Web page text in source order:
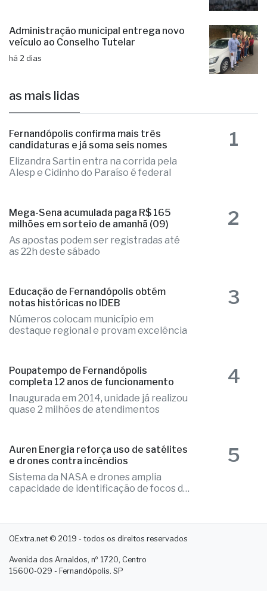
Administração municipal entrega novo
veículo ao Conselho Tutelar
há 2 dias
as mais lidas
Fernandópolis confirma mais três
candidaturas e já soma seis nomes
Elizandra Sartin entra na corrida pela
Alesp e Cidinho do Paraíso é federal
1
Mega-Sena acumulada paga R$ 165
milhões em sorteio de amanhã (09)
As apostas podem ser registradas até
as 22h deste sábado
2
Educação de Fernandópolis obtém
notas históricas no IDEB
Números colocam município em
destaque regional e provam excelência
3
Poupatempo de Fernandópolis
completa 12 anos de funcionamento
Inaugurada em 2014, unidade já realizou
quase 2 milhões de atendimentos
4
Auren Energia reforça uso de satélites
e drones contra incêndios
Sistema da NASA e drones amplia
capacidade de identificação de focos de
5
OExtra.net © 2019 - todos os direitos reservados
Avenida dos Arnaldos, nº 1720, Centro
15600-029 - Fernandópolis. SP